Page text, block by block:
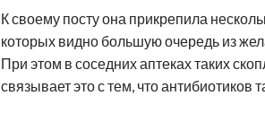
К своему посту она прикрепила
которых видно большую очередь из
При этом в соседних аптеках таких
связывает это с тем, что антибиотиков